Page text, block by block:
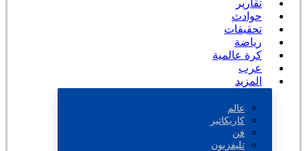
تقارير
حوادث
تحقيقات
رياضة
كرة عالمية
عرب
المزيد
عالم
كاريكاتير
فن
تليفزيون